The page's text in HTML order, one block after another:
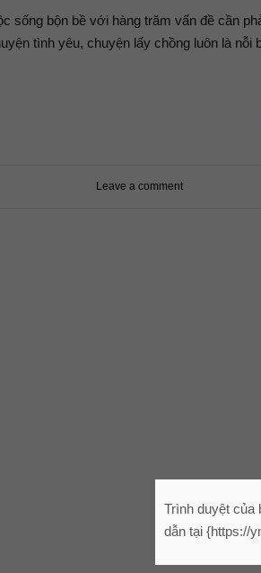
sống bộn bề với hàng trăm vấn đề cần
tình yêu, chuyện lấy chồng luôn là nỗi
Leave a comment
Trình duyệt của
dẫn tại {https://